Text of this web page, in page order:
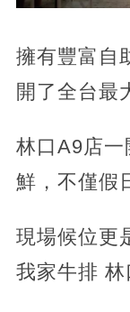
擁有豐富自
開了全台最
林口A9店一
鮮，不僅假
現場候位更
我家牛排 林